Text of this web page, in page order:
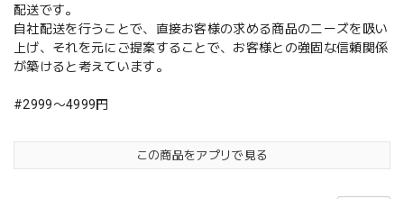
配送です。
自社配送を行うことで、直接お客様の求める商品のニーズを吸い
上げ、それを元にご提案することで、お客様との強固な信頼関係
が築けると考えています。
#2999〜4999円
この商品をアプリで見る